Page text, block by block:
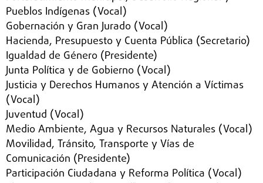
Pueblos Indígenas (Vocal)
Gobernación y Gran Jurado (Vocal)
Hacienda, Presupuesto y Cuenta Pública (Secretario)
Igualdad de Género (Presidente)
Junta Política y de Gobierno (Vocal)
Justicia y Derechos Humanos y Atención a Víctimas
(Vocal)
Juventud (Vocal)
Medio Ambiente, Agua y Recursos Naturales (Vocal)
Movilidad, Tránsito, Transporte y Vías de
Comunicación (Presidente)
Participación Ciudadana y Reforma Política (Vocal)